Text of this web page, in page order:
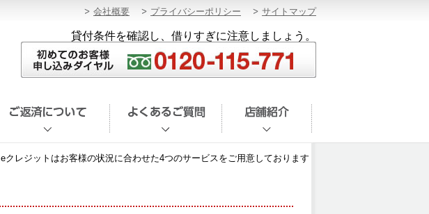
サイトマップ
プライバシーポリシー
会社概要
貸付条件を確認し、借りすぎに注意しましょう。
eクレジットはお客様の状況に合わせた4つのサービスをご用意しております